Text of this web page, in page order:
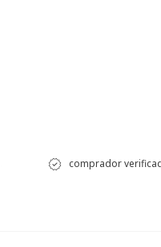
comprador